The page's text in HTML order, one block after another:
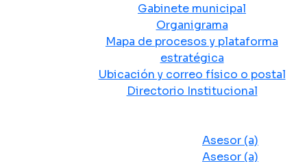
Gabinete municipal
Organigrama
Mapa de procesos y plataforma
estratégica
Ubicación y correo físico o postal
Directorio Institucional
Asesor (a)
Asesor (a)